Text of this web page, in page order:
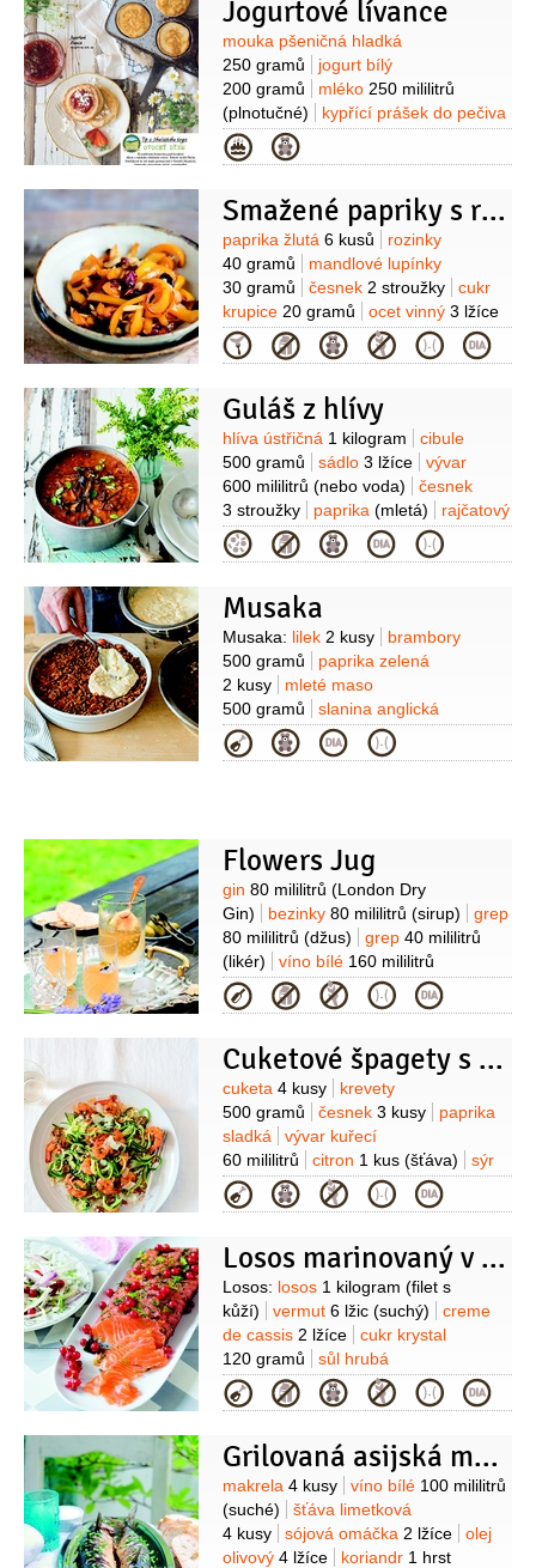
špenát200 gramů
cibule šalotka
2 kusy
česnek2 stroužky
2 lžíce
koriandr(semínka na
ozdobu)
Jogurtové lívance
Suroviny
mouka pšeničná hladká
250 gramů
jogurt bílý
200 gramů
mléko 250 mililitrů
(plnotučné)
kypřící prášek do pečiva
1 kus
sůl
smažení)
Kategorie
Smažené papriky s rozinkami a mandlemi
Suroviny
paprika žlutá 6 kusů
rozinky
40 gramů
mandlové lupínky
30 gramů
česnek 2 stroužky
cukr
krupice 20 gramů ocet vinný 3 lžíce
(bílý)
olej olivový 6 lžic sůl pepř
Kategorie
Guláš z hlívy
Suroviny
hlíva ústřičná 1 kilogram
cibule
500 gramů
sádlo 3 lžíce
vývar
600 mililitrů (nebo voda)
česnek
3 stroužky
paprika (mletá)
rajčatový
protlak2 lžíce
majoránka
1 lžíce
kmín1 lžička
Kategorie
Musaka
Suroviny
Musaka: lilek 2 kusy
brambory
500 gramů
paprika zelená
2 kusy
mleté maso
500 gramů
slanina anglická
100 gramů
cibule 2 kusy
1 kus
víno červené
Kategorie
Flowers Jug
Suroviny
gin 80 mililitrů (London Dry
Gin)
bezinky 80 mililitrů (sirup)
grep
80 mililitrů (džus) grep 40 mililitrů
(likér)
víno bílé 160 mililitrů
(suché)
květy(na ozdobu)
Kategorie
Cuketové špagety s krevetami
Suroviny
cuketa 4 kusy
krevety
500 gramů
česnek 3 kusy
paprika
sladká
vývar kuřecí
60 mililitrů
citron 1 kus (šťáva)
sýr
Parmezán
2 lžíce
petržel hladkolistá
1 hrst
olej olivový2 lžíce
Kategorie
Losos marinovaný v červeném rybízu
Suroviny
Losos: losos 1 kilogram (filet s
kůží)
vermut 6 lžic (suchý)
creme
de cassis 2 lžíce
cukr krystal
120 gramů
sůl hrubá
100 gramů
pepř černý
2 lžíce
(čerstvě mletý)
kopr1 hrst
rybíz
rýžový4 lžíce
cukr krystal
4 lžíce
olej olivový 4 lžíce
hořčice
dijonská
fenykl 1 kus
cibule červená
1 kus
rybíz červený
200 gramů
kopr sůl
Kategorie
Grilovaná asijská makrela
Suroviny
makrela 4 kusy víno bílé 100 mililitrů
(suché)
šťáva limetková
4 kusy
sójová omáčka 2 lžíce
olej
olivový 4 lžíce koriandr 1 hrst